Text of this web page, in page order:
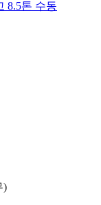
8.5톤 수동
)